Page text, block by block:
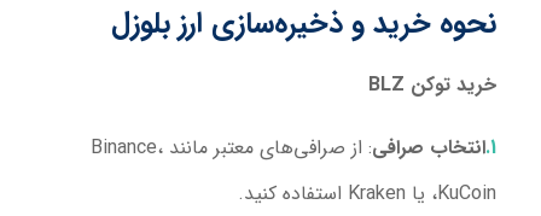
نحوه خرید و ذخیره‌سازی ارز بلوزل
خرید توکن
انتخاب صرافی
: از صرافی‌های معتبر مانند Binance،
KuCoin، یا Kraken استفاده کنید.